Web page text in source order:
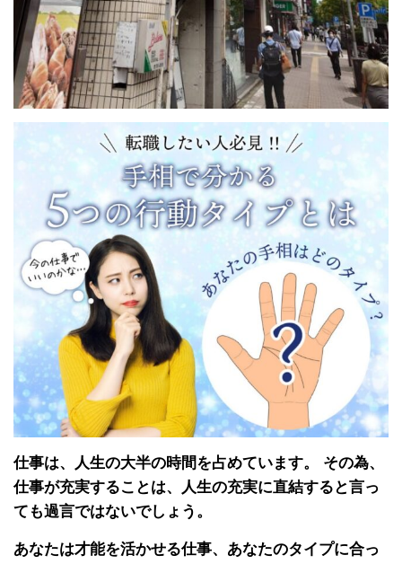
仕事は、人生の大半の時間を占めています。 その為、
仕事が充実することは、人生の充実に直結すると言っ
ても過言ではないでしょう。
あなたは才能を活かせる仕事、あなたのタイプに合っ